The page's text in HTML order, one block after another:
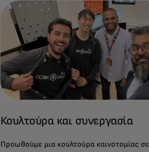
Κουλτούρα και συνεργασία
Προωθούμε μια κουλτούρα καινοτομίας σε